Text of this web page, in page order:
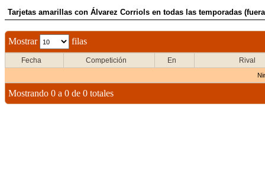
Tarjetas amarillas con Álvarez Corriols en todas las temporadas
Mostrar filas
Fecha Competición En Rival
Mostrando 0 a 0 de 0 totales